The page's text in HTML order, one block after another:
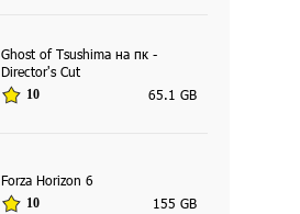
Ghost of Tsushima на пк -
Director's Cut
10 65.1 GB
Forza Horizon 6
10 155 GB